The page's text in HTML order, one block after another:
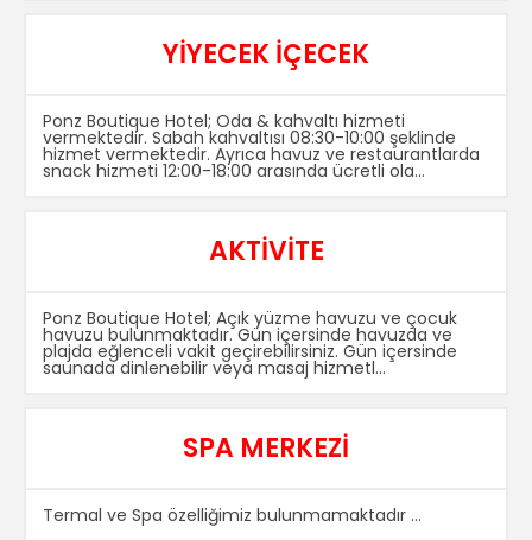
YİYECEK İÇECEK
Ponz Boutique Hotel; Oda & kahvaltı hizmeti
vermektedir. Sabah kahvaltısı 08:30-10:00 şeklinde
hizmet vermektedir. Ayrıca havuz ve restaurantlarda
snack hizmeti 12:00-18:00 arasında ücretli ola...
AKTİVİTE
Ponz Boutique Hotel; Açık yüzme havuzu ve çocuk
havuzu bulunmaktadır. Gün içersinde havuzda ve
plajda eğlenceli vakit geçirebilirsiniz. Gün içersinde
saunada dinlenebilir veya masaj hizmetl...
SPA MERKEZİ
Termal ve Spa özelliğimiz bulunmamaktadır ...